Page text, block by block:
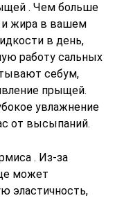
. Чем больше
и жира в вашем
в день,
работу сальных
себум,
прыщей.
увлажнение
от высыпаний.
. Из-за
может
эластичность,